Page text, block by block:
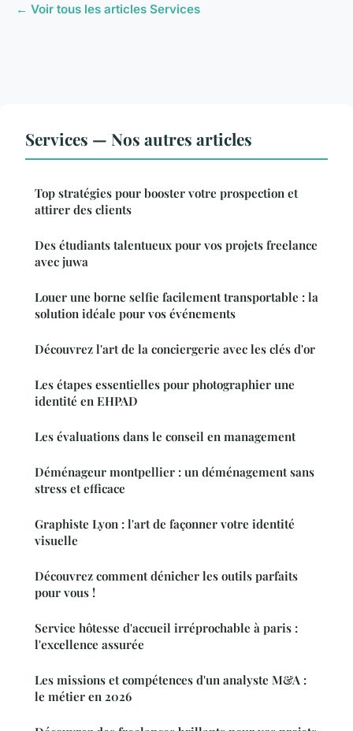
← Voir tous les articles Services
Services — Nos autres articles
Top stratégies pour booster votre prospection et
attirer des clients
Des étudiants talentueux pour vos projets freelance
avec juwa
Louer une borne selfie facilement transportable : la
solution idéale pour vos événements
Découvrez l'art de la conciergerie avec les clés d'or
Les étapes essentielles pour photographier une
identité en EHPAD
Les évaluations dans le conseil en management
Déménageur montpellier : un déménagement sans
stress et efficace
Graphiste Lyon : l'art de façonner votre identité
visuelle
Découvrez comment dénicher les outils parfaits
pour vous !
Service hôtesse d'accueil irréprochable à paris :
l'excellence assurée
Les missions et compétences d'un analyste M&A :
le métier en 2026